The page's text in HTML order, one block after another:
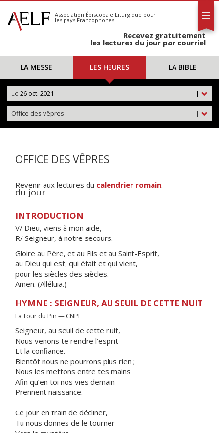
S'abonner
Calendrier
Association Épiscopale Liturgique pour
les pays Francophones
Recevez gratuitement
les lectures du jour par courriel
LA MESSE LES HEURES LA BIBLE
|
Le 26 oct. 2021
|
Office des vêpres
OFFICE DES VÊPRES
Revenir aux lectures du calendrier romain.
du jour
INTRODUCTION
V/ Dieu, viens à mon aide,
R/ Seigneur, à notre secours.
Gloire au Père, et au Fils et au Saint-Esprit,
au Dieu qui est, qui était et qui vient,
pour les siècles des siècles.
Amen. (Alléluia.)
HYMNE : SEIGNEUR, AU SEUIL DE CETTE NUIT
La Tour du Pin — CNPL
Seigneur, au seuil de cette nuit,
Nous venons te rendre l’esprit
Et la confiance.
Bientôt nous ne pourrons plus rien ;
Nous les mettons entre tes mains
Afin qu’en toi nos vies demain
Prennent naissance.
Ce jour en train de décliner,
Tu nous donnes de le tourner